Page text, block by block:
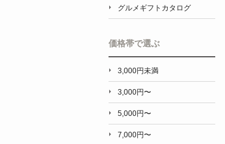
グルメギフトカタログ
価格帯で選ぶ
3,000円未満
3,000円〜
5,000円〜
7,000円〜